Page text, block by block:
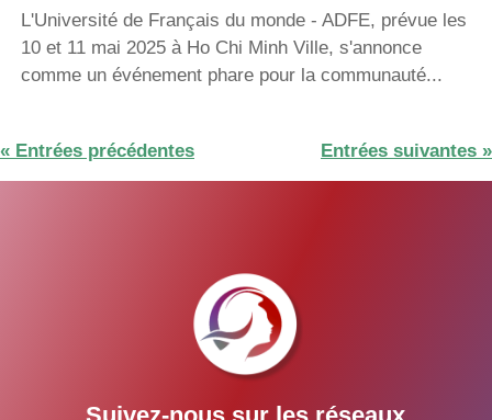
L'Université de Français du monde - ADFE, prévue les
10 et 11 mai 2025 à Ho Chi Minh Ville, s'annonce
comme un événement phare pour la communauté...
« Entrées précédentes Entrées suivantes »